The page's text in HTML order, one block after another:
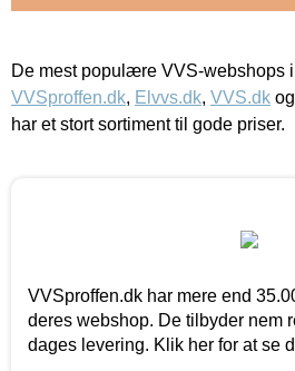
De mest populære VVS-webshops
VVSproffen.dk, Elvvs.dk, VVS.dk og
har et stort sortiment til gode priser.
VVSproffen.dk har mere end
deres webshop. De tilbyder nem
dages levering. Klik her for at se